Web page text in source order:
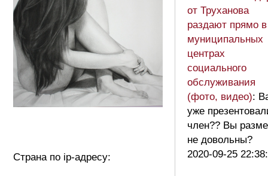
Страна по ip-адресу:
от Труханова
раздают прямо в
муниципальных
центрах
социального
обслуживания
(фото, видео):
уже
член?? Вы
не довольны?
2020-09-25